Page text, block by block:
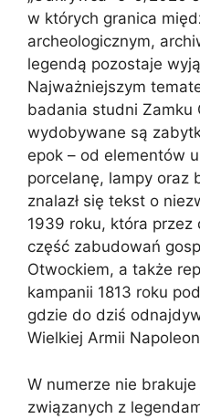
w których granica
archeologicznym,
legendą pozostaje
Najważniejszym
badania studni Zamku
wydobywane są
epok – od elementów
porcelanę, lampy oraz
znalazł się tekst o
1939 roku, która przez
część zabudowań
Otwockiem, a także
kampanii 1813 roku
gdzie do dziś
Wielkiej Armii
W numerze nie
związanych z